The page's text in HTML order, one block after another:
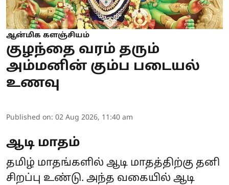
ஆன்மிக களஞ்சியம்
குழந்தை வரம் தரும்
அம்மனின் கும்ப படையல்
உணவு
Published on: 02 Aug 2026, 11:40 am
ஆடி மாதம்
தமிழ் மாதங்களில் ஆடி மாதத்திற்கு தனி
சிறப்பு உண்டு. அந்த வகையில் ஆடி